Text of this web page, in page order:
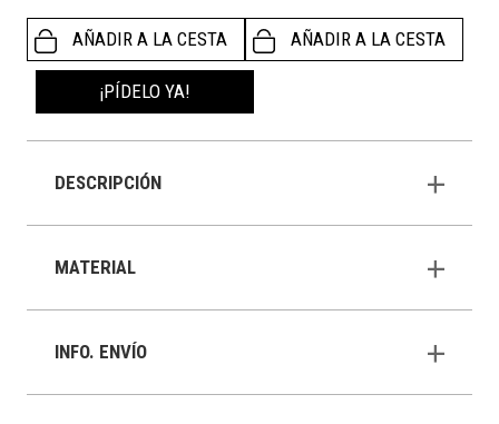
AÑADIR A LA CESTA AÑADIR A LA CESTA
¡PÍDELO YA!
DESCRIPCIÓN
MATERIAL
INFO. ENVÍO